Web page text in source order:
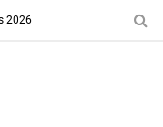
2026